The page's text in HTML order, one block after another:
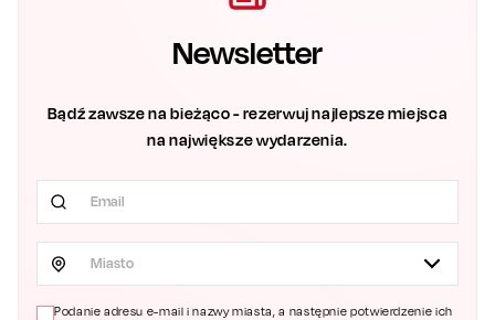
Newsletter
Bądź zawsze na bieżąco - rezerwuj najlepsze miejsca
na największe wydarzenia.
Miasto
Podanie adresu e-mail i nazwy miasta, a następnie potwierdzenie ich